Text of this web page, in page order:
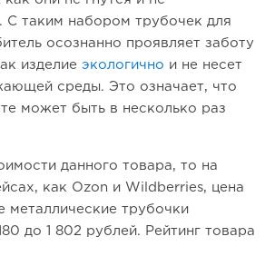
С таким набором трубочек для
осознанно проявляет заботу
изделие экологично и не несет
среды. Это означает, что
может быть в несколько раз
данного товара, то на
как Ozon и Wildberries, цена
металлические трубочки
до 1 802 рублей. Рейтинг товара